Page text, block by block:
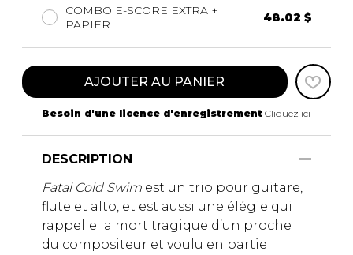
COMBO E-SCORE EXTRA +
PAPIER
48.02 $
AJOUTER AU PANIER
Besoin d'une licence d'enregistrement Cliquez ici
DESCRIPTION
Fatal Cold Swim est un trio pour guitare,
flute et alto, et est aussi une élégie qui
rappelle la mort tragique d’un proche
du compositeur et voulu en partie